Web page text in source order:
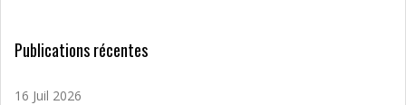
Publications récentes
16 Juil 2026